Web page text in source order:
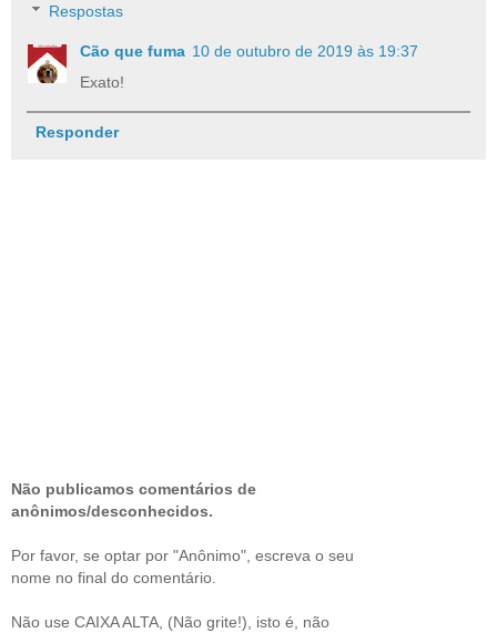
Respostas
Cão que fuma 10 de outubro de 2019 às 19:37
Exato!
Responder
Não publicamos comentários de
anônimos/desconhecidos.
Por favor, se optar por "Anônimo", escreva o seu
nome no final do comentário.
Não use CAIXA ALTA, (Não grite!), isto é, não